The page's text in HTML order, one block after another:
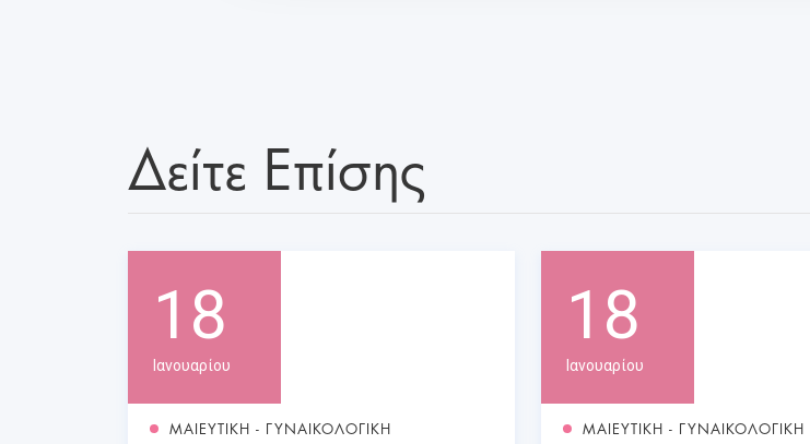
Δείτε Επίσης
18
Ιανουαρίου
ΜΑΙΕΥΤΙΚΗ - ΓΥΝΑΙΚΟΛΟΓΙΚΗ
18
Ιανουαρίου
ΜΑΙΕΥΤΙΚΗ - ΓΥΝΑΙΚΟΛΟΓΙΚΗ